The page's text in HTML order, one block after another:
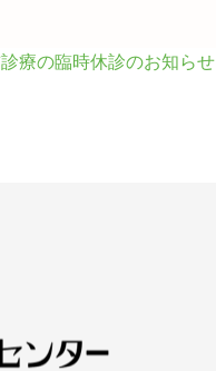
療の臨時休診のお知らせ